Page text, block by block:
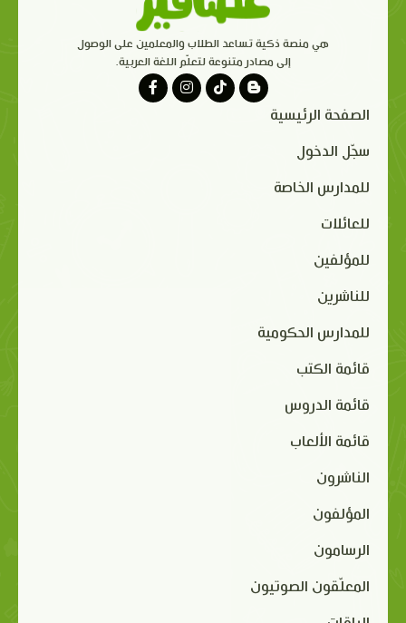
هي منصة ذكية تساعد الطلاب والمعلمين على الوصول
إلى مصادر متنوعة لتعلّم اللغة العربية.
الصفحة الرئيسية
سجّل الدخول
للمدارس الخاصة
للعائلات
للمؤلفين
للناشرين
للمدارس الحكومية
قائمة الكتب
قائمة الدروس
قائمة الألعاب
الناشرون
المؤلفون
الرسامون
المعلّقون الصوتيون